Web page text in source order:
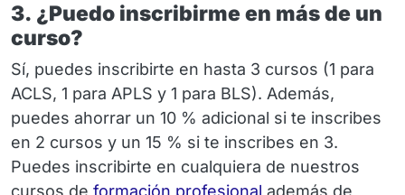
3. ¿Puedo inscribirme en más de un
curso?
Sí, puedes inscribirte en hasta 3 cursos (1 para
ACLS, 1 para APLS y 1 para BLS). Además,
puedes ahorrar un 10 % adicional si te inscribes
en 2 cursos y un 15 % si te inscribes en 3.
Puedes inscribirte en cualquiera de nuestros